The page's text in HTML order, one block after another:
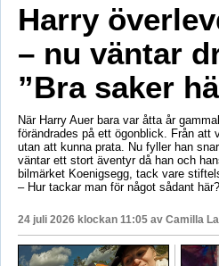
Harry
– nu väntar
”Bra saker
När Harry Auer bara var åtta år
förändrades på ett ögonblick. Från
utan att kunna prata. Nu fyller han
väntar ett stort äventyr då han och
bilmärket Koenigsegg, tack vare
– Hur tackar man för något sådant
24 juli 2026 klockan 11:05 av Camilla